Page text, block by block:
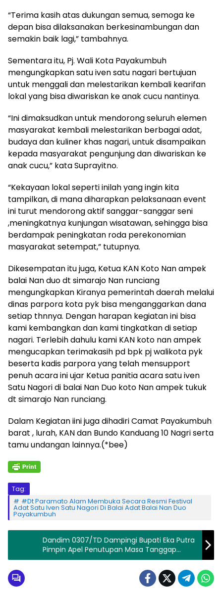
“Terima kasih atas dukungan semua, semoga ke
depan bisa dilaksanakan berkesinambungan dan
semakin baik lagi,” tambahnya.
Sementara itu, Pj. Wali Kota Payakumbuh
mengungkapkan satu iven satu nagari bertujuan
untuk menggali dan melestarikan kembali kearifan
lokal yang bisa diwariskan ke anak cucu nantinya.
“Ini dimaksudkan untuk mendorong seluruh elemen
masyarakat kembali melestarikan berbagai adat,
budaya dan kuliner khas nagari, untuk disampaikan
kepada masyarakat pengunjung dan diwariskan ke
anak cucu,” kata Suprayitno.
“Kekayaan lokal seperti inilah yang ingin kita
tampilkan, di mana diharapkan pelaksanaan event
ini turut mendorong aktif sanggar-sanggar seni
,meningkatnya kunjungan wisatawan, sehingga bisa
berdampak peningkatan roda perekonomian
masyarakat setempat,” tutupnya.
Dikesempatan itu juga, Ketua KAN Koto Nan ampek
balai Nan duo dt simarajo Nan runciang
mengungkapkan Kiranya pemerintah daerah melalui
dinas parpora kota pyk bisa menganggarkan dana
setiap thnnya. Dengan harapan kegiatan ini bisa
kami kembangkan dan kami tingkatkan di setiap
nagari. Terlebih dahulu kami KAN koto nan ampek
mengucapkan terimakasih pd bpk pj walikota pyk
beserta kadis parpora yang telah mensupport
penuh acara ini ujar Ketua panitia acara satu iven
Satu Nagori di balai Nan Duo koto Nan ampek tukuk
dt simarajo Nan runciang.
Dalam Kegiatan iini juga dihadiri Camat Payakumbuh
barat , lurah, KAN dan Bundo Kanduang 10 Nagri serta
tamu undangan lainnya.(*bee)
Tag:
#Dt Paramato Alam Membuka Secara Resmi Festival
Adat Satu Iven Satu Nagori Di Balai Adat Balai Nan Duo
Payakumbuh
Dandim 0307/TD Dampingi Bupati Eka Putra
Pimpin Apel Penutupan Masa Tanggap
Darurat